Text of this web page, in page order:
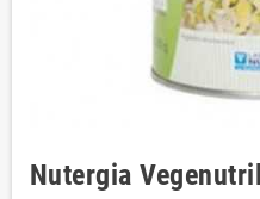
Nutergia